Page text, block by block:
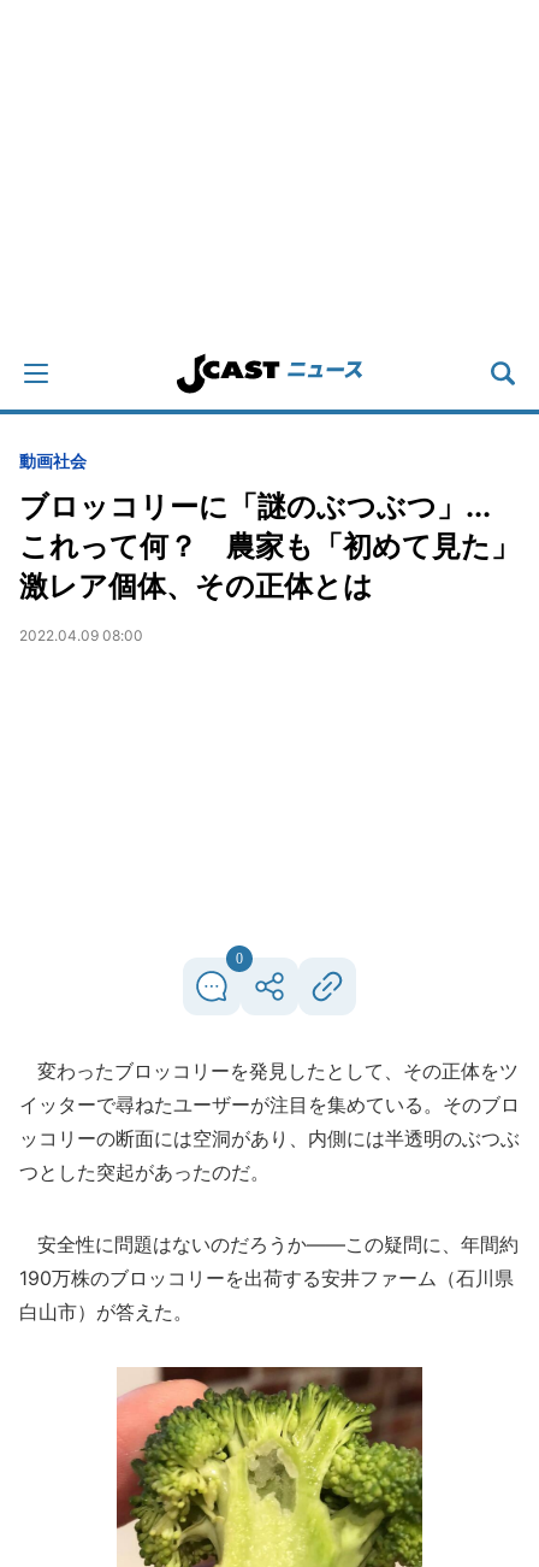
動画社会
ブロッコリーに「謎のぶつぶつ」...
これって何？ 農家も「初めて見た」
激レア個体、その正体とは
2022.04.09 08:00
0
変わったブロッコリーを発見したとして、その正体をツ
イッターで尋ねたユーザーが注目を集めている。そのブロ
ッコリーの断面には空洞があり、内側には半透明のぶつぶ
つとした突起があったのだ。
安全性に問題はないのだろうか――この疑問に、年間約
190万株のブロッコリーを出荷する安井ファーム（石川県
白山市）が答えた。